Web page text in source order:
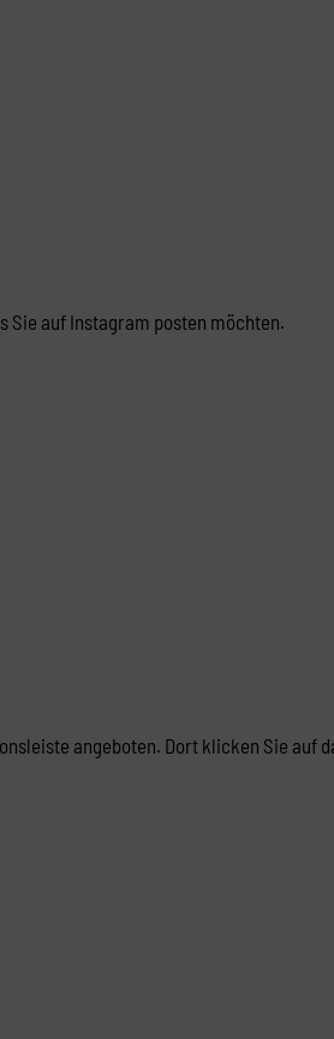
Sie auf Instagram posten möchten.
angeboten. Dort klicken Sie auf